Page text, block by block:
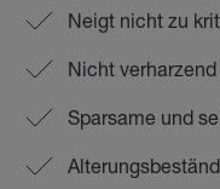
Neigt nicht zu
Nicht
Sparsame und